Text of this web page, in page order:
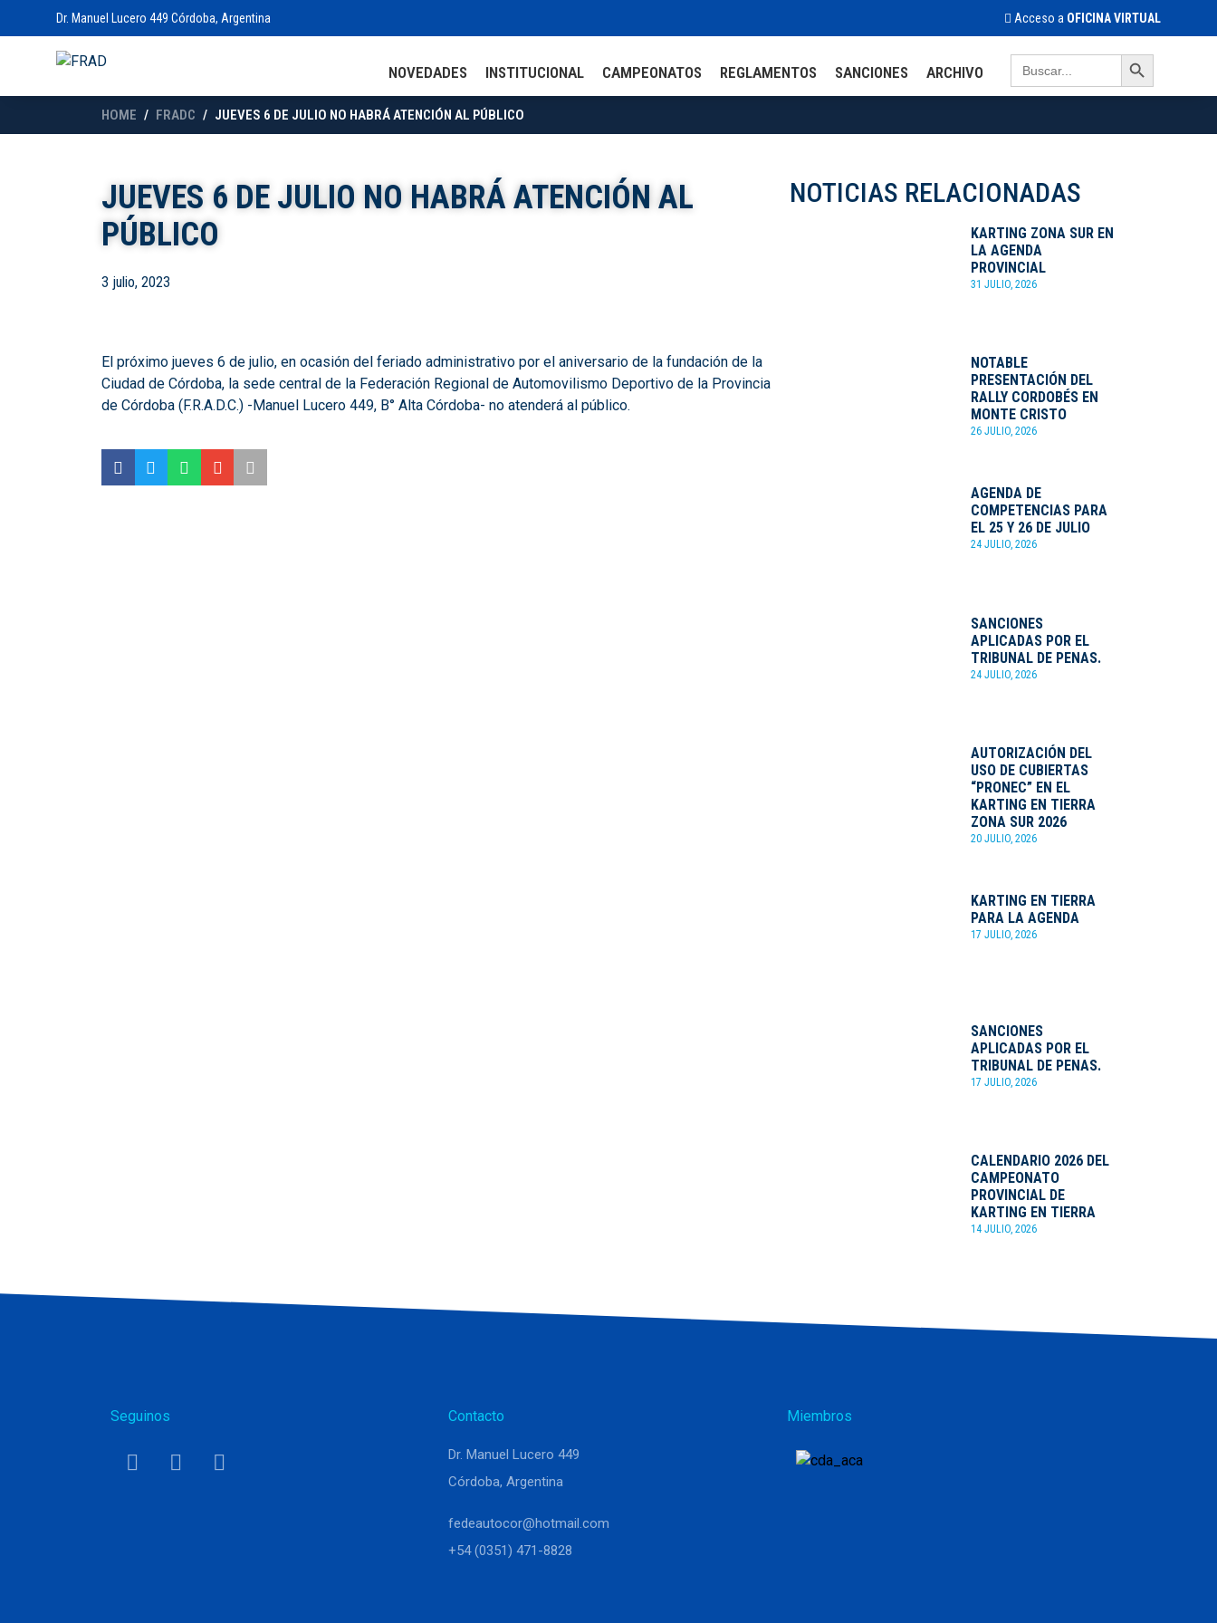
Dr. Manuel Lucero 449 Córdoba, Argentina Acceso a OFICINA VIRTUAL
NOVEDADES INSTITUCIONAL CAMPEONATOS REGLAMENTOS SANCIONES ARCHIVO
Search
for:
Search Button
HOME FRADC JUEVES 6 DE JULIO NO HABRÁ ATENCIÓN AL PÚBLICO
JUEVES 6 DE JULIO NO HABRÁ ATENCIÓN AL
PÚBLICO
3 julio, 2023
El próximo jueves 6 de julio, en ocasión del feriado administrativo por el aniversario de la fundación de la
Ciudad de Córdoba, la sede central de la Federación Regional de Automovilismo Deportivo de la Provincia
de Córdoba (F.R.A.D.C.) -Manuel Lucero 449, B° Alta Córdoba- no atenderá al público.
NOTICIAS RELACIONADAS
KARTING ZONA SUR EN
LA AGENDA
PROVINCIAL
31 JULIO, 2026
NOTABLE
PRESENTACIÓN DEL
RALLY CORDOBÉS EN
MONTE CRISTO
26 JULIO, 2026
AGENDA DE
COMPETENCIAS PARA
EL 25 Y 26 DE JULIO
24 JULIO, 2026
SANCIONES
APLICADAS POR EL
TRIBUNAL DE PENAS.
24 JULIO, 2026
AUTORIZACIÓN DEL
USO DE CUBIERTAS
“PRONEC” EN EL
KARTING EN TIERRA
ZONA SUR 2026
20 JULIO, 2026
KARTING EN TIERRA
PARA LA AGENDA
17 JULIO, 2026
SANCIONES
APLICADAS POR EL
TRIBUNAL DE PENAS.
17 JULIO, 2026
CALENDARIO 2026 DEL
CAMPEONATO
PROVINCIAL DE
KARTING EN TIERRA
14 JULIO, 2026
Seguinos Contacto
Dr. Manuel Lucero 449
Córdoba, Argentina
fedeautocor@hotmail.com
+54 (0351) 471-8828
Miembros